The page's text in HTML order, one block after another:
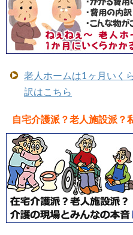
老人ホームは1ヶ月いく
訳はこちら
自宅介護派？老人施設派？